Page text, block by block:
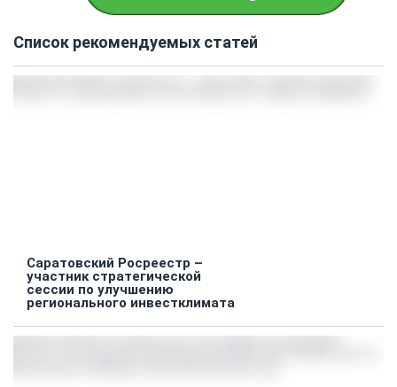
Список рекомендуемых статей
Саратовский Росреестр –
участник стратегической
сессии по улучшению
регионального инвестклимата